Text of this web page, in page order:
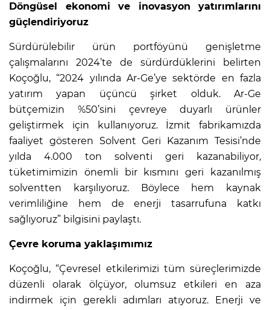
Döngüsel ekonomi ve inovasyon yatırımlarını
güçlendiriyoruz
Sürdürülebilir ürün portföyünü genişletme
çalışmalarını 2024’te de sürdürdüklerini belirten
Koçoğlu, “2024 yılında Ar-Ge’ye sektörde en fazla
yatırım yapan üçüncü şirket olduk. Ar-Ge
bütçemizin %50’sini çevreye duyarlı ürünler
geliştirmek için kullanıyoruz. İzmit fabrikamızda
faaliyet gösteren Solvent Geri Kazanım Tesisi’nde
yılda 4.000 ton solventi geri kazanabiliyor,
tüketimimizin önemli bir kısmını geri kazanılmış
solventten karşılıyoruz. Böylece hem kaynak
verimliliğine hem de enerji tasarrufuna katkı
sağlıyoruz” bilgisini paylaştı.
Çevre koruma yaklaşımımız
Koçoğlu, “Çevresel etkilerimizi tüm süreçlerimizde
düzenli olarak ölçüyor, olumsuz etkileri en aza
indirmek için gerekli adımları atıyoruz. Enerji ve